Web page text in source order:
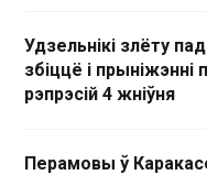
Удзельнікі злёту
збіццё і прыніжэнні
рэпрэсій 4 жніўня
Перамовы ў